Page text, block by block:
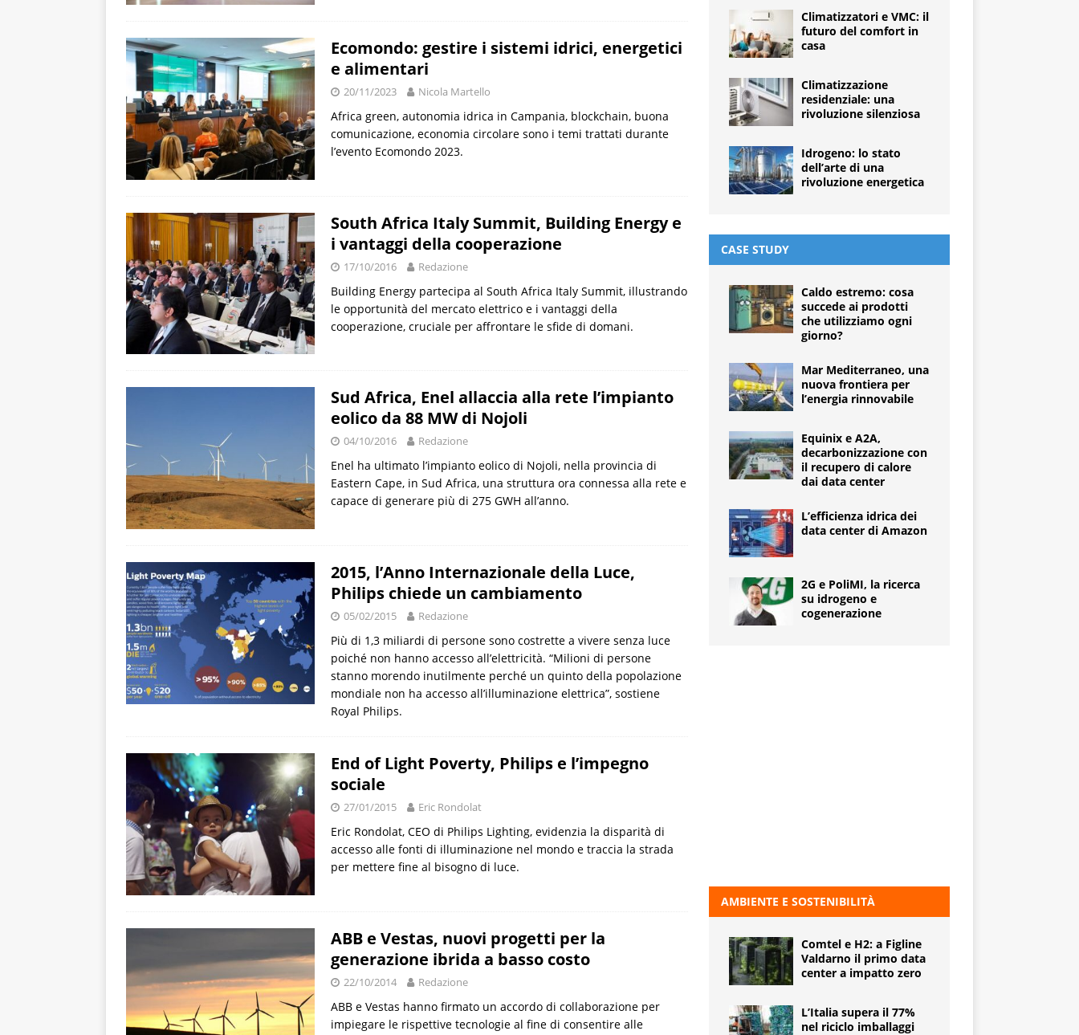
Ecomondo: gestire i sistemi idrici, energetici
e alimentari
20/11/2023 Nicola Martello
Africa green, autonomia idrica in Campania, blockchain, buona
comunicazione, economia circolare sono i temi trattati durante
l’evento Ecomondo 2023.
South Africa Italy Summit, Building Energy e
i vantaggi della cooperazione
17/10/2016 Redazione
Building Energy partecipa al South Africa Italy Summit, illustrando
le opportunità del mercato elettrico e i vantaggi della
cooperazione, cruciale per affrontare le sfide di domani.
Sud Africa, Enel allaccia alla rete l’impianto
eolico da 88 MW di Nojoli
04/10/2016 Redazione
Enel ha ultimato l’impianto eolico di Nojoli, nella provincia di
Eastern Cape, in Sud Africa, una struttura ora connessa alla rete e
capace di generare più di 275 GWH all’anno.
2015, l’Anno Internazionale della Luce,
Philips chiede un cambiamento
05/02/2015 Redazione
Più di 1,3 miliardi di persone sono costrette a vivere senza luce
poiché non hanno accesso all’elettricità. “Milioni di persone
stanno morendo inutilmente perché un quinto della popolazione
mondiale non ha accesso all’illuminazione elettrica”, sostiene
Royal Philips.
End of Light Poverty, Philips e l’impegno
sociale
27/01/2015 Eric Rondolat
Eric Rondolat, CEO di Philips Lighting, evidenzia la disparità di
accesso alle fonti di illuminazione nel mondo e traccia la strada
per mettere fine al bisogno di luce.
ABB e Vestas, nuovi progetti per la
generazione ibrida a basso costo
22/10/2014 Redazione
ABB e Vestas hanno firmato un accordo di collaborazione per
impiegare le rispettive tecnologie al fine di consentire alle
Climatizzatori e VMC: il
futuro del comfort in
casa
Climatizzazione
residenziale: una
rivoluzione silenziosa
Idrogeno: lo stato
dell’arte di una
rivoluzione energetica
CASE STUDY
Caldo estremo: cosa
succede ai prodotti
che utilizziamo ogni
giorno?
Mar Mediterraneo, una
nuova frontiera per
l’energia rinnovabile
Equinix e A2A,
decarbonizzazione con
il recupero di calore
dai data center
L’efficienza idrica dei
data center di Amazon
2G e PoliMI, la ricerca
su idrogeno e
cogenerazione
AMBIENTE E SOSTENIBILITÀ
Comtel e H2: a Figline
Valdarno il primo data
center a impatto zero
L’Italia supera il 77%
nel riciclo imballaggi